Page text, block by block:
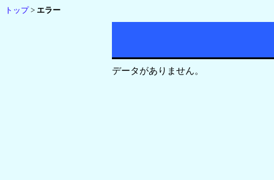
トップ> エラー
データがありません。